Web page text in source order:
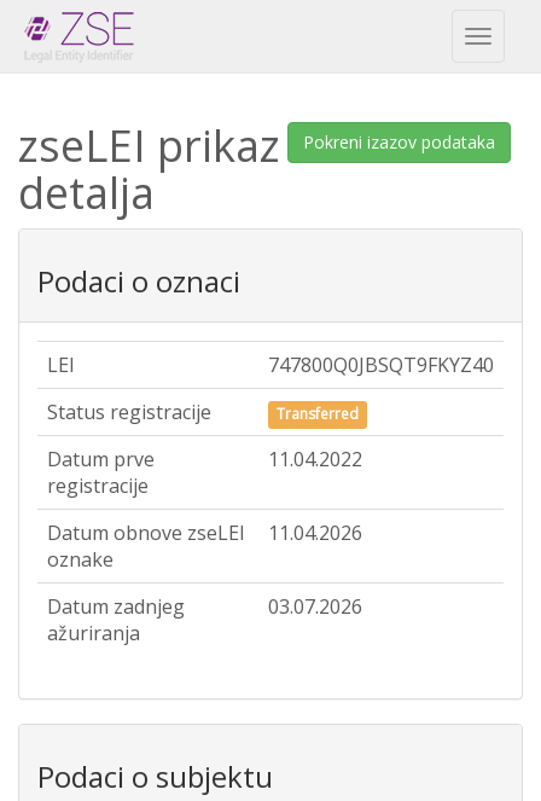
Toggle
Pokreni izazov podataka
zseLEI prikaz
detalja
Podaci o oznaci
LEI
747800Q0JBSQT9FKYZ40
Status registracije
Transferred
Datum prve
registracije
11.04.2022
Datum obnove zseLEI
oznake
11.04.2026
Datum zadnjeg
ažuriranja
03.07.2026
Podaci o subjektu